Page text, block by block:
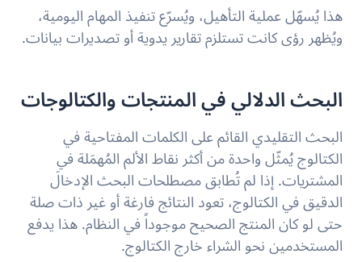
هذا يُسهّل عملية التأهيل، ويُسرّع تنفيذ المهام اليومية،
ويُظهر رؤى كانت تستلزم تقارير يدوية أو تصديرات بيانات.
البحث الدلالي في المنتجات والكتالوجات
البحث التقليدي القائم على الكلمات المفتاحية في
الكتالوج يُمثّل واحدة من أكثر نقاط الألم المُهمَلة في
المشتريات. إذا لم تُطابق مصطلحات البحث الإدخالَ
الدقيق في الكتالوج، تعود النتائج فارغة أو غير ذات صلة
حتى لو كان المنتج الصحيح موجوداً في النظام. هذا يدفع
المستخدمين نحو الشراء خارج الكتالوج.